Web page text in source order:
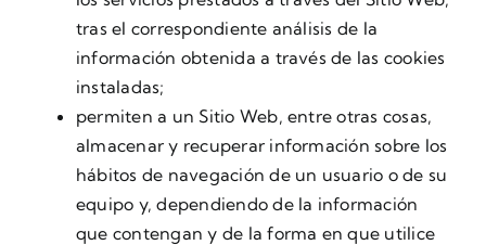
tras el correspondiente análisis de la
información obtenida a través de las cookies
instaladas;
permiten a un Sitio Web, entre otras cosas,
almacenar y recuperar información sobre los
hábitos de navegación de un usuario o de su
equipo y, dependiendo de la información
que contengan y de la forma en que utilice